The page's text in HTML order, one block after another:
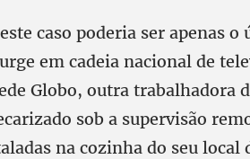
caso poderia ser apenas
em cadeia nacional de
Globo, outra trabalhadora
sob a supervisão
na cozinha do seu local